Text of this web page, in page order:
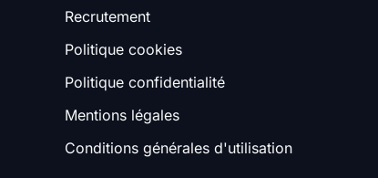
Recrutement
Politique cookies
Politique confidentialité
Mentions légales
Conditions générales d'utilisation